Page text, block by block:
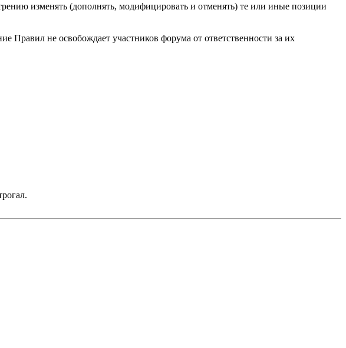
изменять (дополнять, модифицировать и отменять) те или иные позиции
Правил не освобождает участников форума от ответственности за их